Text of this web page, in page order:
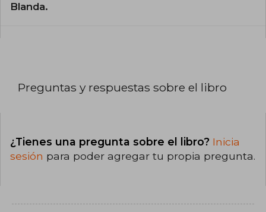
Blanda.
Preguntas y respuestas sobre el libro
¿Tienes una pregunta sobre el libro? Inicia
sesión para poder agregar tu propia pregunta.